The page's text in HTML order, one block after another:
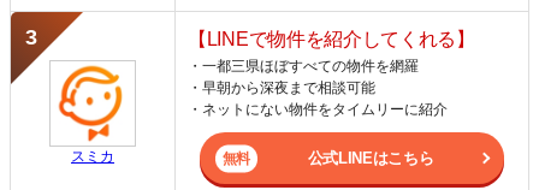
スミカ
【LINEで物件を紹介してくれる】
・一都三県ほぼすべての物件を網羅
・早朝から深夜まで相談可能
・ネットにない物件をタイムリーに紹介
公式LINEはこちら